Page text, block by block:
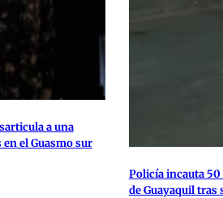
a una
el Guasmo sur
Policía incauta 50
de Guayaquil tras